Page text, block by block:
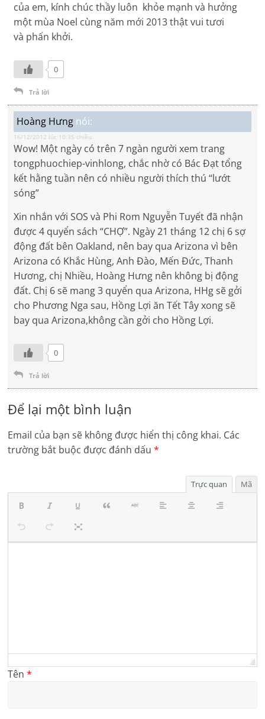
của em, kính chúc thầy luôn khỏe mạnh và hưởng
một mùa Noel cùng năm mới 2013 thật vui tươi
và phấn khởi.
0
Trả lời
Hoàng Hưng nói:
16/12/2012 lúc 10:35 chiều
Wow! Một ngày có trên 7 ngàn người xem trang
tongphuochiep-vinhlong, chắc nhờ có Bác Đạt tổng
kết hằng tuần nên có nhiều người thích thú “lướt
sóng”
Xin nhắn với SOS và Phi Rom Nguyễn Tuyết đã nhận
được 4 quyển sách “CHỢ”. Ngày 21 tháng 12 chị 6 sợ
động đất bên Oakland, nên bay qua Arizona vì bên
Arizona có Khắc Hùng, Anh Đào, Mến Đức, Thanh
Hương, chị Nhiều, Hoàng Hưng nên không bị động
đất. Chị 6 sẽ mang 3 quyển qua Arizona, HHg sẽ gởi
cho Phương Nga sau, Hồng Lợi ăn Tết Tây xong sẽ
bay qua Arizona,không cần gởi cho Hồng Lợi.
0
Trả lời
Để lại một bình luận
Email của bạn sẽ không được hiển thị công khai. Các
trường bắt buộc được đánh dấu*
Trực quan Mã
Tên*